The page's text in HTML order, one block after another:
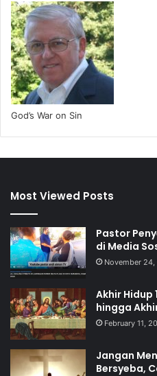
God’s War on Sin
Most Viewed Posts
Pastor
di Media
November
Akhir Hidup
hingga
February 11,
Jangan
Bersyeba,